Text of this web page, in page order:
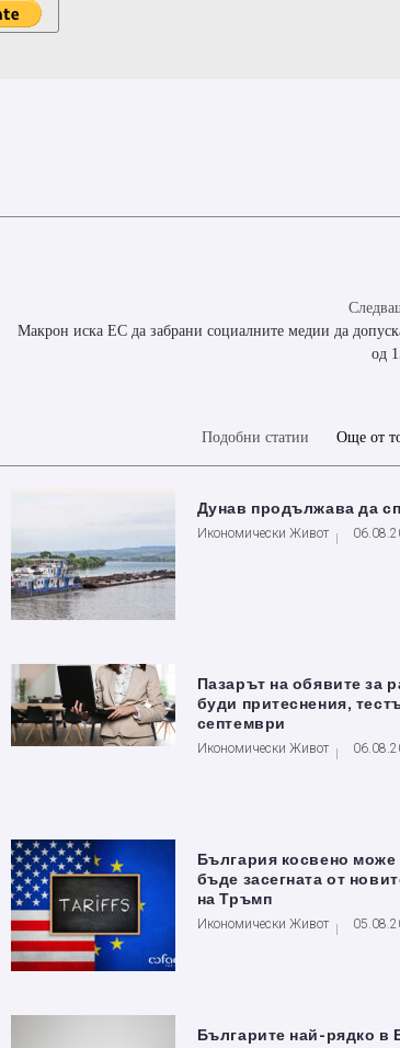
Макрон иска ЕС да забрани социалните медии да
од
Подобни статии Още от
Дунав продължава да
Икономически Живот
Пазарът на обявите за
буди притеснения,
септември
Икономически Живот
България косвено може
бъде засегната от
на Тръмп
Икономически Живот
Българите най-рядко в